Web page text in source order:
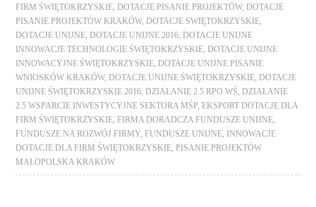
FIRM ŚWIĘTOKRZYSKIE,DOTACJE PISANIE PROJEKTÓW,DOTACJE
PISANIE PROJEKTÓW KRAKÓW,DOTACJE SWIĘTOKRZYSKIE,
DOTACJE UNIJNE,DOTACJE UNIJNE 2016,DOTACJE UNIJNE
INNOWACJE TECHNOLOGIE ŚWIĘTOKRZYSKIE,DOTACJE UNIJNE
INNOWACYJNE ŚWIĘTOKRZYSKIE,DOTACJE UNIJNE PISANIE
WNIOSKÓW KRAKÓW,DOTACJE UNIJNE ŚWIĘTOKRZYSKIE,DOTACJE
UNIJNE ŚWIĘTOKRZYSKIE 2016,DZIAŁANIE 2.5 RPO WŚ,DZIAŁANIE
2.5 WSPARCIE INWESTYCYJNE SEKTORA MŚP,EKSPORT DOTACJE DLA
FIRM ŚWIĘTOKRZYSKIE, FIRMA DORADCZA FUNDUSZE UNIJNE,
FUNDUSZE NA ROZWÓJ FIRMY, FUNDUSZE UNIJNE,
INNOWACJE
DOTACJE DLA FIRM ŚWIĘTOKRZYSKIE, PISANIE PROJEKTÓW
MAŁOPOLSKA KRAKÓW